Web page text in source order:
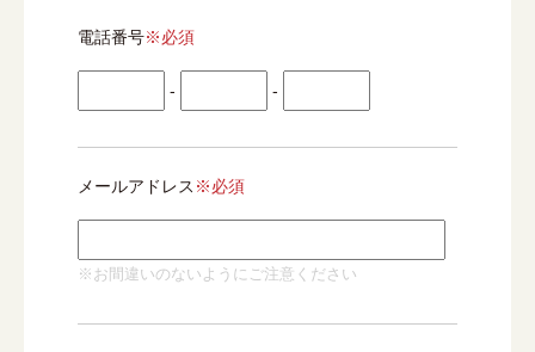
電話番号※必須
- -
メールアドレス ※必須
※お間違いのないようにご注意ください